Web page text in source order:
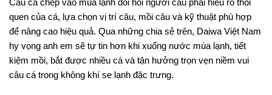
quen của cá, lựa chọn vị trí câu, mồi câu và kỹ thuật phù hợp
để nâng cao hiệu quả. Qua những chia sẻ trên, Daiwa Việt Nam
hy vọng anh em sẽ tự tin hơn khi xuống nước mùa lạnh, tiết
kiệm mồi, bắt được nhiều cá và tận hưởng trọn vẹn niềm vui
câu cá trong không khí se lạnh đặc trưng.